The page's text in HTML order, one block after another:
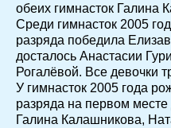
обеих гимнасток Галина
Среди гимнасток 2005
разряда победила
досталось Анастасии
Рогалёвой. Все девочки
У гимнасток 2005 года
разряда на первом
Галина Калашникова,